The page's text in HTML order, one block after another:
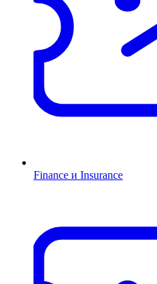
Finance и Insurance